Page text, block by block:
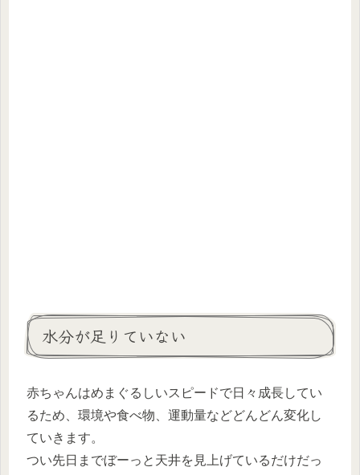
水分が足りていない
赤ちゃんはめまぐるしいスピードで日々成長してい
るため、環境や食べ物、運動量などどんどん変化し
ていきます。
つい先日までぼーっと天井を見上げているだけだっ